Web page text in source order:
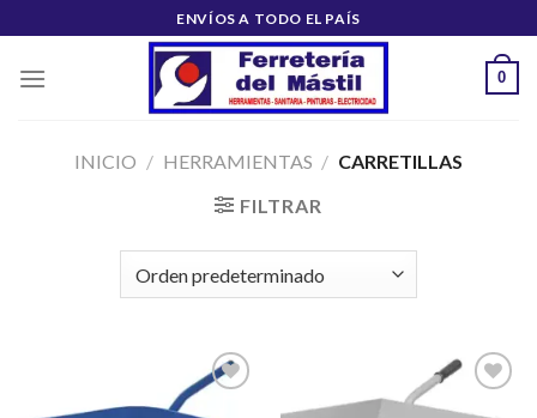
al
contenido
ENVÍOS A TODO EL PAÍS
0
INICIO / HERRAMIENTAS / CARRETILLAS
FILTRAR